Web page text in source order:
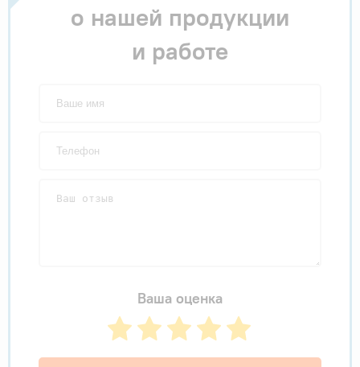
о нашей продукции
и работе
Ваша оценка